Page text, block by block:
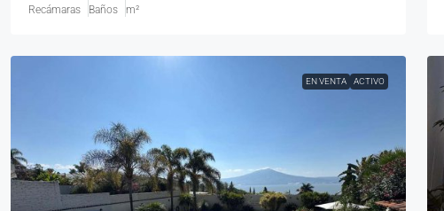
Recámaras Baños m²
EN VENTA ACTIVO